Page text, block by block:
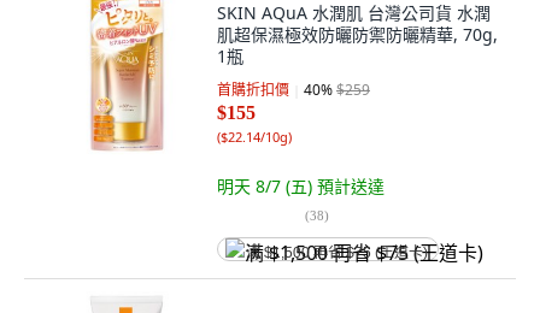
SKIN AQuA 水潤肌 台灣公司貨 水潤
肌超保濕極效防曬防禦防曬精華, 70g,
1瓶
首購折扣價 40%$259
$155
($22.14/10g)
明天 8/7 (五) 預計送達
(38)
满 $1,500 再省 $75 (王道卡)